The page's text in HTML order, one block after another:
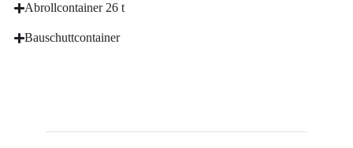
Abrollcontainer 26 t
Bauschuttcontainer